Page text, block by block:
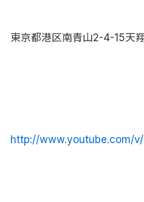
東京都港区南青山2-4-15天
http://www.youtube.com/v/